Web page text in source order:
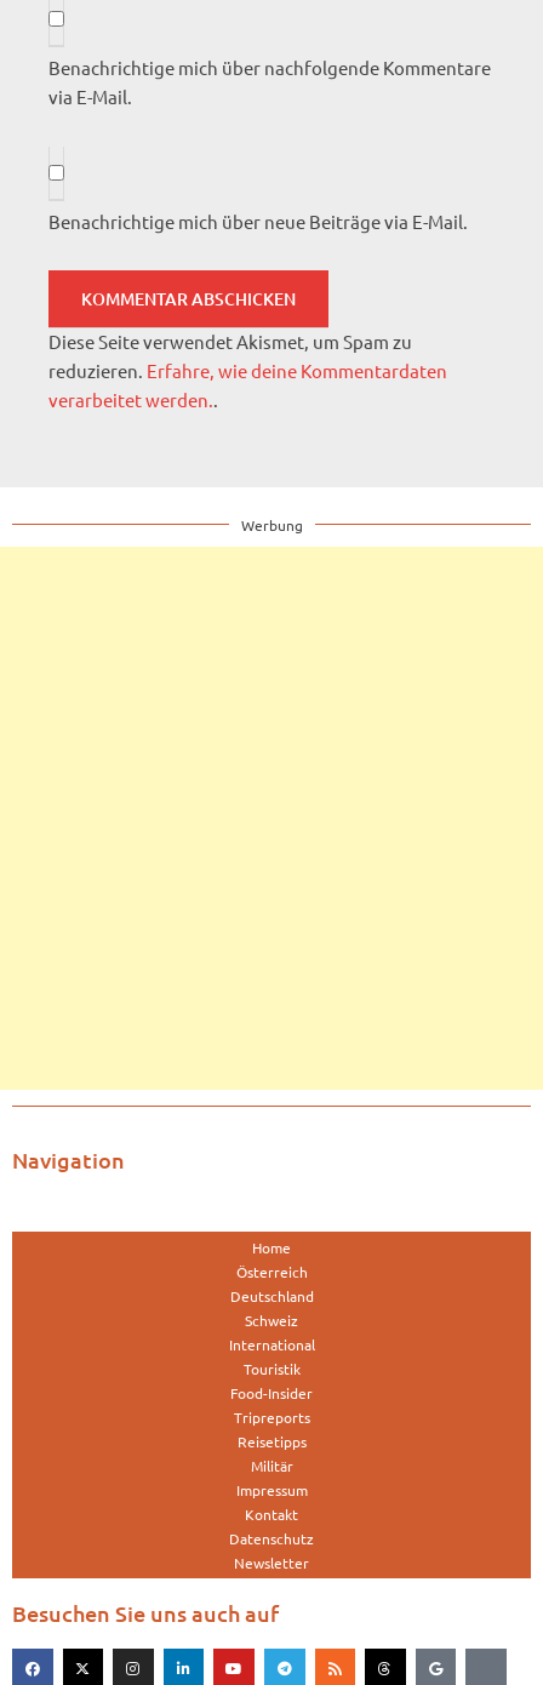
Benachrichtige mich über nachfolgende Kommentare
via E-Mail.
Benachrichtige mich über neue Beiträge via E-Mail.
Diese Seite verwendet Akismet, um Spam zu
reduzieren. Erfahre, wie deine Kommentardaten
verarbeitet werden..
Werbung
Navigation
Home
Österreich
Deutschland
Schweiz
International
Touristik
Food-Insider
Tripreports
Reisetipps
Militär
Impressum
Kontakt
Datenschutz
Newsletter
Besuchen Sie uns auch auf